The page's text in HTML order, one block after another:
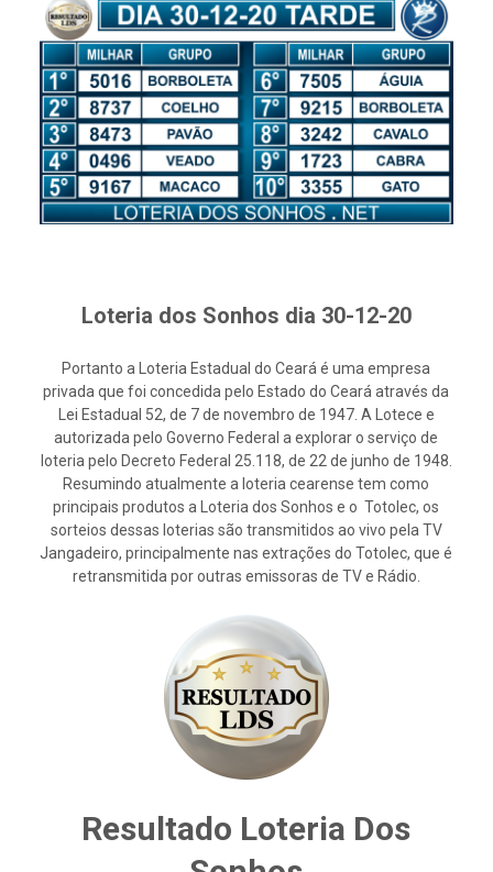
Loteria dos Sonhos dia 30-12-20
Portanto a Loteria Estadual do Ceará é uma empresa
privada que foi concedida pelo Estado do Ceará através da
Lei Estadual 52, de 7 de novembro de 1947. A Lotece e
autorizada pelo Governo Federal a explorar o serviço de
loteria pelo Decreto Federal 25.118, de 22 de junho de 1948.
Resumindo atualmente a loteria cearense tem como
principais produtos a Loteria dos Sonhos e o Totolec, os
sorteios dessas loterias são transmitidos ao vivo pela TV
Jangadeiro, principalmente nas extrações do Totolec, que é
retransmitida por outras emissoras de TV e Rádio.
Resultado Loteria Dos